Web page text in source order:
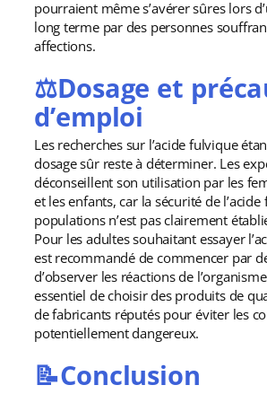
pourraient même s’avérer sûres lors
long terme par des personnes
affections.
⚖️Dosage et
d’emploi
Les recherches sur l’acide fulvique
dosage sûr reste à déterminer. Les
déconseillent son utilisation par les
et les enfants, car la sécurité de
populations n’est pas clairement
Pour les adultes souhaitant essayer
est recommandé de commencer par
d’observer les réactions de
essentiel de choisir des produits de
de fabricants réputés pour éviter les
potentiellement dangereux.
📝Conclusion